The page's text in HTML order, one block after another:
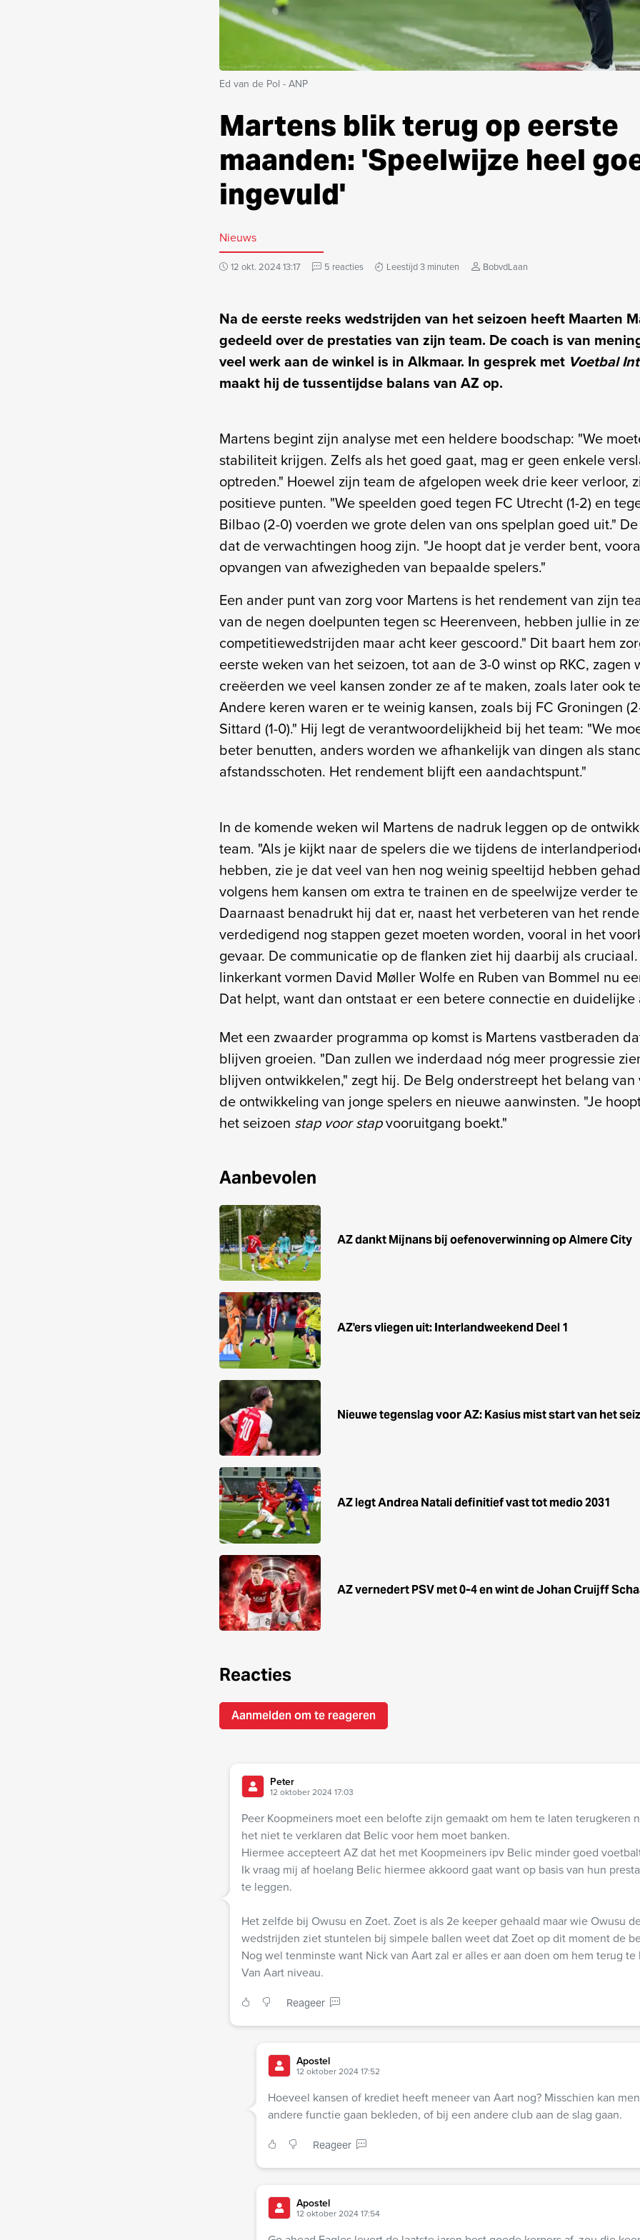
Ed van de Pol - ANP
Martens blik terug op eerste
maanden: 'Speelwijze heel
ingevuld'
Nieuws
12 okt. 2024 13:17 5 reacties Leestijd 3 minuten BobvdLaan
Na de eerste reeks wedstrijden van het seizoen heeft Maarten
gedeeld over de prestaties van zijn team. De coach is van
veel werk aan de winkel is in Alkmaar. In gesprek met Voetbal
maakt hij de tussentijdse balans van AZ op.
Martens begint zijn analyse met een heldere boodschap: "We
stabiliteit krijgen. Zelfs als het goed gaat, mag er geen enkele
optreden." Hoewel zijn team de afgelopen week drie keer verloor,
positieve punten. "We speelden goed tegen FC Utrecht (1-2) en
Bilbao (2-0) voerden we grote delen van ons spelplan goed uit."
dat de verwachtingen hoog zijn. "Je hoopt dat je verder bent,
opvangen van afwezigheden van bepaalde spelers."
Een ander punt van zorg voor Martens is het rendement van zijn
van de negen doelpunten tegen sc Heerenveen, hebben jullie in
competitiewedstrijden maar acht keer gescoord." Dit baart hem
eerste weken van het seizoen, tot aan de 3-0 winst op RKC, zagen
creëerden we veel kansen zonder ze af te maken, zoals later ook
Andere keren waren er te weinig kansen, zoals bij FC Groningen
Sittard (1-0)." Hij legt de verantwoordelijkheid bij het team: "We
beter benutten, anders worden we afhankelijk van dingen als
afstandsschoten. Het rendement blijft een aandachtspunt."
In de komende weken wil Martens de nadruk leggen op de
team. "Als je kijkt naar de spelers die we tijdens de
hebben, zie je dat veel van hen nog weinig speeltijd hebben
volgens hem kansen om extra te trainen en de speelwijze verder
Daarnaast benadrukt hij dat er, naast het verbeteren van het
verdedigend nog stappen gezet moeten worden, vooral in het
gevaar. De communicatie op de flanken ziet hij daarbij als
linkerkant vormen David Møller Wolfe en Ruben van Bommel nu
Dat helpt, want dan ontstaat er een betere connectie en duidelijke
Met een zwaarder programma op komst is Martens vastberaden
blijven groeien. "Dan zullen we inderdaad nóg meer progressie
blijven ontwikkelen," zegt hij. De Belg onderstreept het belang
de ontwikkeling van jonge spelers en nieuwe aanwinsten. "Je
het seizoen stap voor stapvooruitgang boekt."
Aanbevolen
AZ dankt Mijnans bij oefenoverwinning op Almere City
AZ'ers vliegen uit: Interlandweekend Deel 1
Nieuwe tegenslag voor AZ: Kasius mist start van het
AZ legt Andrea Natali definitief vast tot medio 2031
AZ vernedert PSV met 0-4 en wint de Johan Cruijff
Reacties
Aanmelden om te reageren
Peter
12 oktober 2024 17:03
Peer Koopmeiners moet een belofte zijn gemaakt om hem te laten terugkeren
het niet te verklaren dat Belic voor hem moet banken.
Hiermee accepteert AZ dat het met Koopmeiners ipv Belic minder goed
Ik vraag mij af hoelang Belic hiermee akkoord gaat want op basis van hun
te leggen.
Het zelfde bij Owusu en Zoet. Zoet is als 2e keeper gehaald maar wie Owusu
wedstrijden ziet stuntelen bij simpele ballen weet dat Zoet op dit moment de
Nog wel tenminste want Nick van Aart zal er alles er aan doen om hem terug
Van Aart niveau.
Reageer
Apostel
12 oktober 2024 17:52
Hoeveel kansen of krediet heeft meneer van Aart nog? Misschien kan
andere functie gaan bekleden, of bij een andere club aan de slag gaan.
Reageer
Apostel
12 oktober 2024 17:54